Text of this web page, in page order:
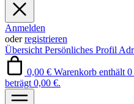
Anmelden
oderregistrieren
Übersicht Persönliches Profil
0,00 € Warenkorb enthält
beträgt 0,00 €.